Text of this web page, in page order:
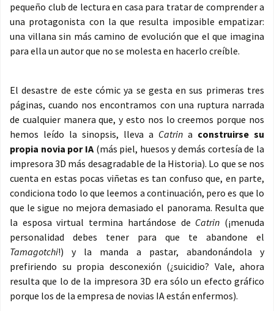
pequeño club de lectura en casa para tratar de comprender a
una protagonista con la que resulta imposible empatizar:
una villana sin más camino de evolución que el que imagina
para ella un autor que no se molesta en hacerlo creíble.
El desastre de este cómic ya se gesta en sus primeras tres
páginas, cuando nos encontramos con una ruptura narrada
de cualquier manera que, y esto nos lo creemos porque nos
hemos leído la sinopsis, lleva a Catrin a construirse su
propia novia por IA(más piel, huesos y demás cortesía de la
impresora 3D más desagradable de la Historia). Lo que se nos
cuenta en estas pocas viñetas es tan confuso que, en parte,
condiciona todo lo que leemos a continuación, pero es que lo
que le sigue no mejora demasiado el panorama. Resulta que
la esposa virtual termina hartándose de Catrin (¡menuda
personalidad debes tener para que te abandone el
Tamagotchi!) y la manda a pastar, abandonándola y
prefiriendo su propia desconexión (¿suicidio? Vale, ahora
resulta que lo de la impresora 3D era sólo un efecto gráfico
porque los de la empresa de novias IA están enfermos).